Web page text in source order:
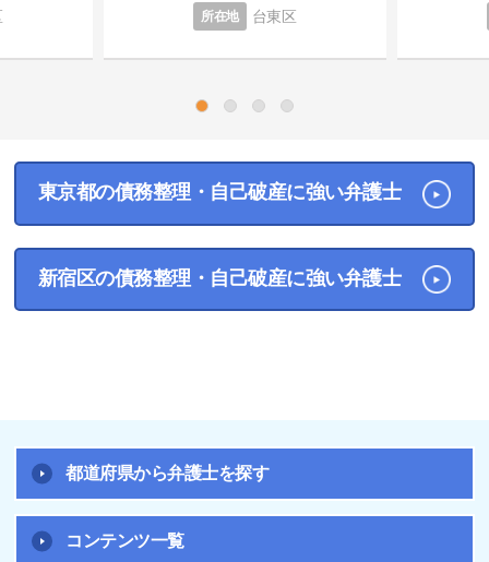
所在地 台東区
東京都の債務整理・自己破産に強い弁護士
新宿区の債務整理・自己破産に強い弁護士
都道府県から弁護士を探す
コンテンツ一覧